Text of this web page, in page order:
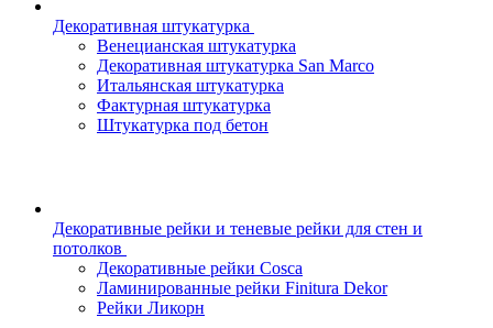
Декоративная штукатурка
Венецианская штукатурка
Декоративная штукатурка San Marco
Итальянская штукатурка
Фактурная штукатурка
Штукатурка под бетон
Декоративные рейки и теневые рейки для стен и
потолков
Декоративные рейки Cosca
Ламинированные рейки Finitura Dekor
Рейки Ликорн